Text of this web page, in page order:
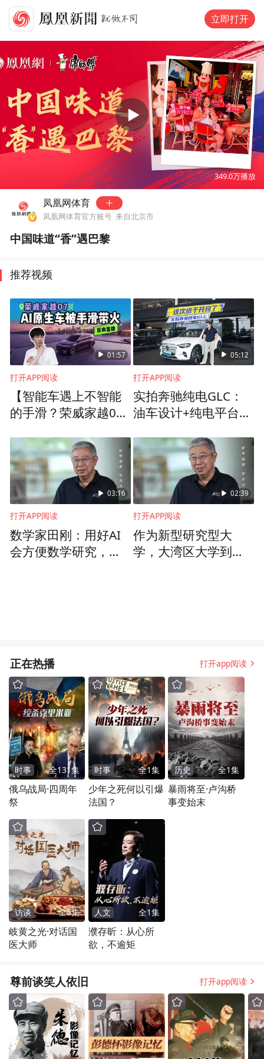
立即打开
04:18
349.0万播放
凤凰网体育
凤凰网体育官方账号 来自北京市
中国味道“香”遇巴黎
推荐视频
01:57
打开APP阅读
【智能车遇上不智能
的手滑？荣威家越07
吗？】 车企运营同学
的手滑，我们见过不
少。但这次的主角，
偏偏是一台号称“AI原
生”的车。8月7日上
午，荣威家越07的内
饰官图因为后台操作
失误，被放
05:12
打开APP阅读
实拍奔驰纯电GLC：
油车设计+纯电平台，
03:16
打开APP阅读
数学家田刚：用好AI
会方便数学研究，但
02:39
打开APP阅读
作为新型研究型大
学，大湾区大学到底
正在热播 打开app阅读
时事 全131集
俄乌战局·四周年
祭
时事 全1集
少年之死何以引爆
法国？
历史 全1集
暴雨将至·卢沟桥
事变始末
访谈 全5集
岐黄之光·对话国
医大师
人文 全1集
濮存昕：从心所
欲，不逾矩
尊前谈笑人依旧 打开app阅读